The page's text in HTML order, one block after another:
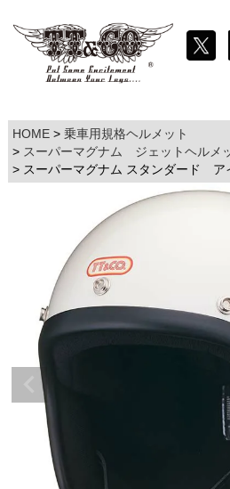
HOME
乗車用規格ヘルメット
スーパーマグナム ジェットヘルメ
スーパーマグナム スタンダード ア